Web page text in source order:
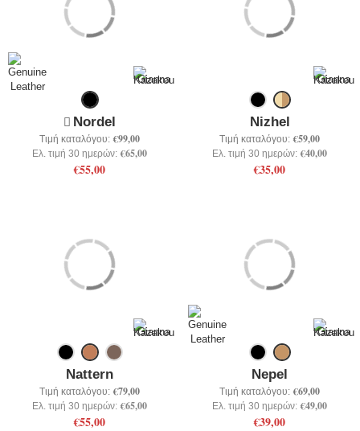
Nordel
Τιμή καταλόγου: €99,00
Ελ. τιμή 30 ημερών: €65,00
€55,00
Nizhel
Τιμή καταλόγου: €59,00
Ελ. τιμή 30 ημερών: €40,00
€35,00
Nattern
Τιμή καταλόγου: €79,00
Ελ. τιμή 30 ημερών: €65,00
€55,00
Nepel
Τιμή καταλόγου: €69,00
Ελ. τιμή 30 ημερών: €49,00
€39,00